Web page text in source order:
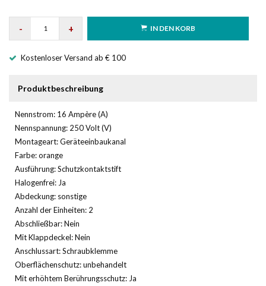
- + IN DEN KORB
Kostenloser Versand ab € 100
Produktbeschreibung
Nennstrom: 16 Ampère (A)
Nennspannung: 250 Volt (V)
Montageart: Geräteeinbaukanal
Farbe: orange
Ausführung: Schutzkontaktstift
Halogenfrei: Ja
Abdeckung: sonstige
Anzahl der Einheiten: 2
Abschließbar: Nein
Mit Klappdeckel: Nein
Anschlussart: Schraubklemme
Oberflächenschutz: unbehandelt
Mit erhöhtem Berührungsschutz: Ja